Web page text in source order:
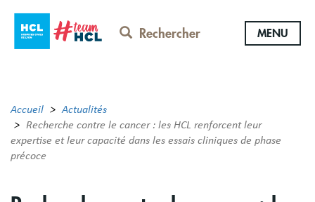
contenu
Rechercher MENU
Accueil
Actualités
Recherche contre le cancer : les HCL renforcent leur
expertise et leur capacité dans les essais cliniques de phase
précoce